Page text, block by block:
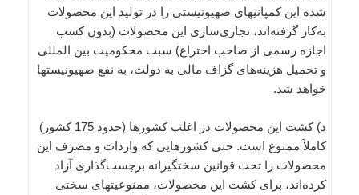
شده این کمپانیهای صهیونیستی را در تولید این محصولات
به‌کار گرفته‌اند، تجاری‌سازی این محصولات (بدون کسب
اجازه رسمی از صاحب اختراع) سبب محکومیت بین المللی
و تحمیل هزینه‌های گزاف مالی به دولت، به نفع صهیونیستها
خواهد شد.
د) کشت این محصولات در اغلب کشورها (حدود 175 کشور)
کاملاً ممنوع است. حتی کشورهایی که واردات و مصرف این
محصولات را تحت قوانین سختگیرانه برچسب‌گذاری آزاد
کرده‌اند، برای کشت این محصولات، ممنوعیتهای سختی